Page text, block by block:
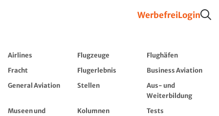
WerbefreiLogin
Airlines Flugzeuge
Flughäfen
Fracht
Flugerlebnis
Business Aviation
General Aviation
Stellen
Aus- und
Weiterbildung
Museen und
Kolumnen Tests